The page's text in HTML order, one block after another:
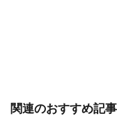
関連のおすすめ記事